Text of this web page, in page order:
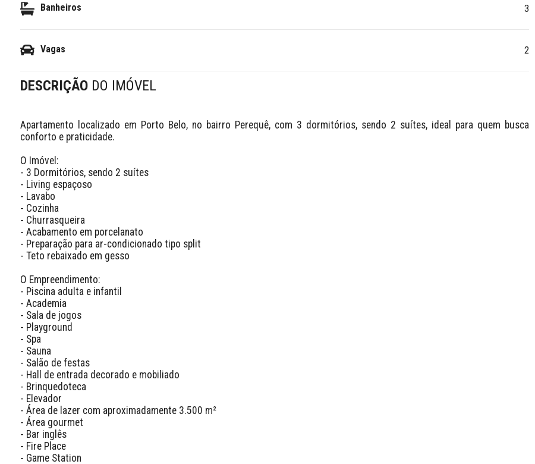
Banheiros 3
Vagas 2
DESCRIÇÃO DO IMÓVEL
Apartamento localizado em Porto Belo, no bairro Perequê, com 3 dormitórios, sendo 2 suítes, ideal para quem busca
conforto e praticidade.
O Imóvel:
- 3 Dormitórios, sendo 2 suítes
- Living espaçoso
- Lavabo
- Cozinha
- Churrasqueira
- Acabamento em porcelanato
- Preparação para ar-condicionado tipo split
- Teto rebaixado em gesso
O Empreendimento:
- Piscina adulta e infantil
- Academia
- Sala de jogos
- Playground
- Spa
- Sauna
- Salão de festas
- Hall de entrada decorado e mobiliado
- Brinquedoteca
- Elevador
- Área de lazer com aproximadamente 3.500 m²
- Área gourmet
- Bar inglês
- Fire Place
- Game Station